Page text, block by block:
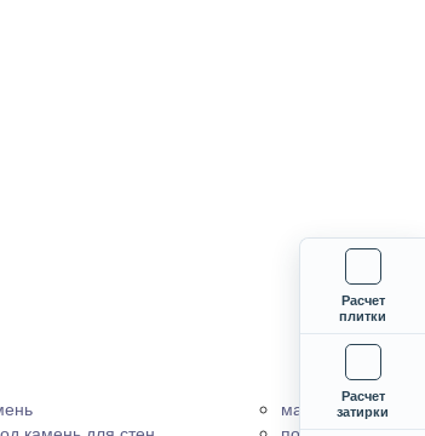
матовый
Расчет
плитки
Расчет
затирки